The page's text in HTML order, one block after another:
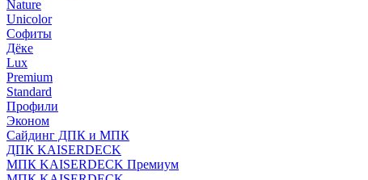
Nature
Unicolor
Софиты
Дёке
Lux
Premium
Standard
Профили
Эконом
Сайдинг ДПК и МПК
ДПК KAISERDECK
МПК KAISERDECK Премиум